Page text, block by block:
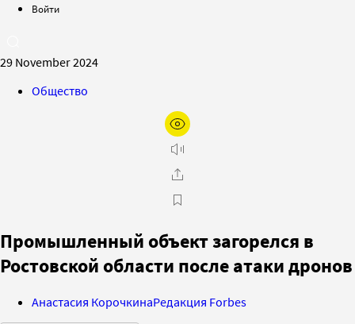
Войти
29 November 2024
Общество
Промышленный объект загорелся в
Ростовской области после атаки дронов
Анастасия КорочкинаРедакция Forbes